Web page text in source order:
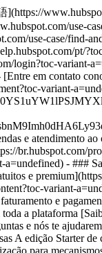
use-
use-case/find-
pt/
login?toc-variant-
em contato
variant-
e atendimento
br.hubspot.com/
- ###
e
variant-
e
a plataforma
e nós te
A edição Starter
para